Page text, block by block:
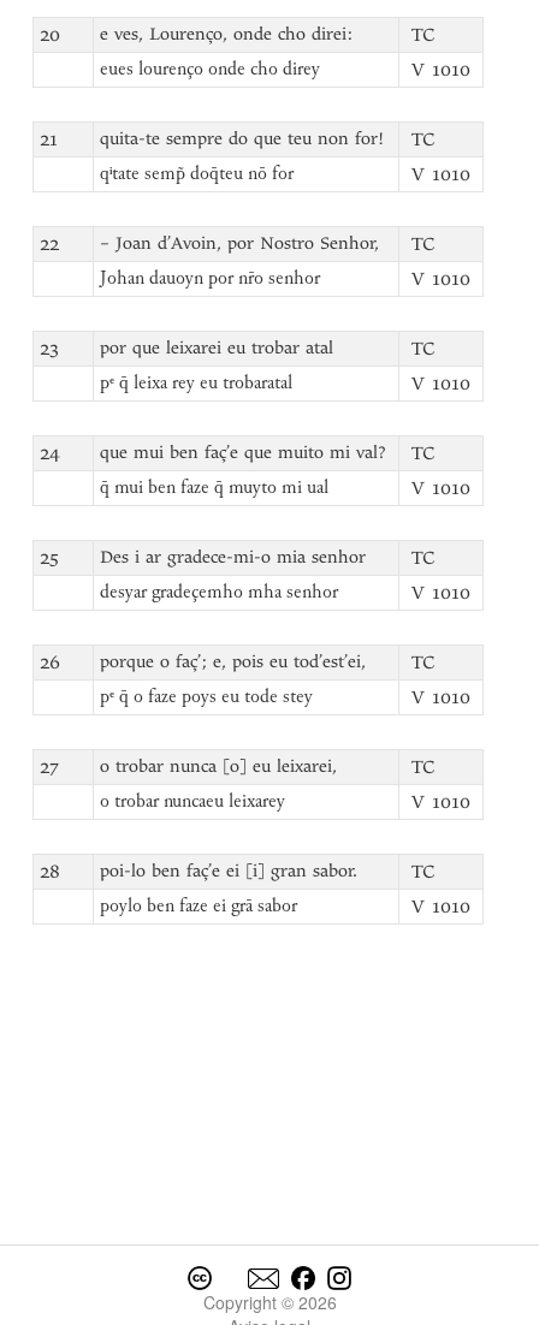
20 e ves, Lourenço, onde cho direi: TC
eues lourenço onde cho direy V 1010
21 quita-te sempre do que teu non for! TC
qⁱtate semp̃ doq̄teu nō for V 1010
22 – Joan d’Avoin, por Nostro Senhor, TC
Johan dauoyn por nr̄o senhor V 1010
23 por que leixarei eu trobar atal TC
pᵉ q̄ leixa rey eu trobaratal V 1010
24 que mui ben faç’e que muito mi val? TC
q̄ mui ben faze q̄ muyto mi ual V 1010
25 Des i ar gradece-mi-o mia senhor TC
desyar gradeçemho mha senhor V 1010
26 porque o faç’; e, pois eu tod’est’ei, TC
pᵉ q̄ o faze poys eu tode stey V 1010
27 o trobar nunca [o] eu leixarei, TC
o trobar nuncaeu leixarey V 1010
28 poi-lo ben faç’e ei [i] gran sabor. TC
poylo ben faze ei grā sabor V 1010
Copyright © 2026